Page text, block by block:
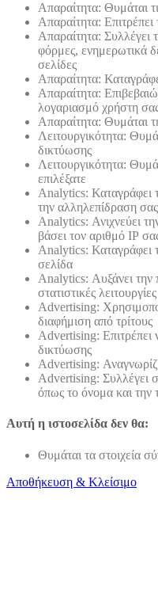
Απαραίτητα: Θυμάται
Απαραίτητα: Επιτρέπει
Απαραίτητα: Συλλέγει
φόρμες, ενημερωτικά
σελίδες
Απαραίτητα:
Απαραίτητα:
λογαριασμό χρήστη
Απαραίτητα: Θυμάται
Λειτουργικότητα:
δικτύωσης
Λειτουργικότητα:
επιλέξατε
Analytics: Καταγράφει
την αλληλεπίδραση
Analytics: Ανιχνεύει
βάσει τον αριθμό ΙΡ
Analytics: Καταγράφει
σελίδα
Analytics: Αυξάνει την
στατιστικές λειτουργίες
Advertising:
διαφήμιση από τρίτους
Advertising: Επιτρέπει
δικτύωσης
Advertising:
Advertising: Συλλέγει
όπως το όνομα και την
Αυτή η ιστοσελίδα δεν θα:
Θυμάται τα στοιχεία
Αποθήκευση & Κλείσιμο